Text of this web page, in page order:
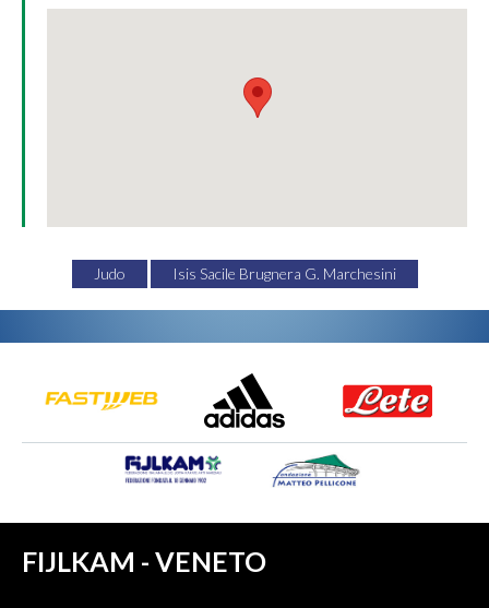
Judo Isis Sacile Brugnera G. Marchesini
FIJLKAM - VENETO